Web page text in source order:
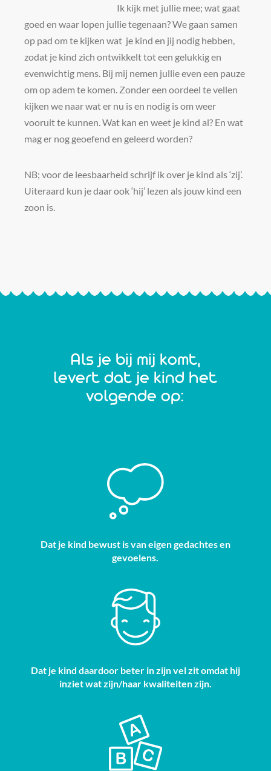
Ik kijk met jullie mee; wat gaat
goed en waar lopen jullie tegenaan? We gaan samen
op pad om te kijken wat je kind en jij nodig hebben,
zodat je kind zich ontwikkelt tot een gelukkig en
evenwichtig mens. Bij mij nemen jullie even een pauze
om op adem te komen. Zonder een oordeel te vellen
kijken we naar wat er nu is en nodig is om weer
vooruit te kunnen. Wat kan en weet je kind al? En wat
mag er nog geoefend en geleerd worden?
NB; voor de leesbaarheid schrijf ik over je kind als ‘zij’.
Uiteraard kun je daar ook ‘hij’ lezen als jouw kind een
zoon is.
Als je bij mij komt,
levert dat je kind het
volgende op:
Dat je kind bewust is van eigen gedachtes en
gevoelens.
Dat je kind daardoor beter in zijn vel zit omdat hij
inziet wat zijn/haar kwaliteiten zijn.